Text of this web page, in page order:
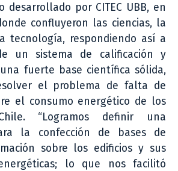
desarrollado por CITEC UBB, en
confluyeron las ciencias, la
tecnología, respondiendo así a
un sistema de calificación y
fuerte base científica sólida,
el problema de falta de
el consumo energético de los
“Logramos definir una
la confección de bases de
sobre los edificios y sus
lo que nos facilitó